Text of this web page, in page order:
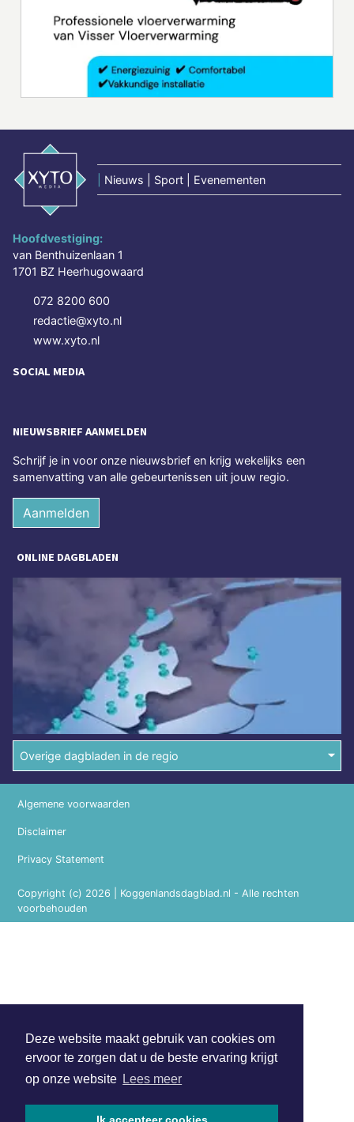
Deze website maakt gebruik van cookies om
ervoor te zorgen dat u de beste ervaring krijgt
op onze website Lees meer
Nieuws | Sport | Evenementen
Hoofdvestiging:
van Benthuizenlaan 1
1701 BZ Heerhugowaard
072 8200 600
redactie@xyto.nl
www.xyto.nl
SOCIAL MEDIA
NIEUWSBRIEF AANMELDEN
Schrijf je in voor onze nieuwsbrief en krijg wekelijks een
samenvatting van alle gebeurtenissen uit jouw regio.
Aanmelden
ONLINE DAGBLADEN
Overige dagbladen in de regio
Copyright (c) 2026 | Koggenlandsdagblad.nl - Alle rechten
voorbehouden
Algemene voorwaarden
Disclaimer
Privacy Statement